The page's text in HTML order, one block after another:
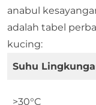
anabul
adalah tabel
kucing:
Suhu
>30°C